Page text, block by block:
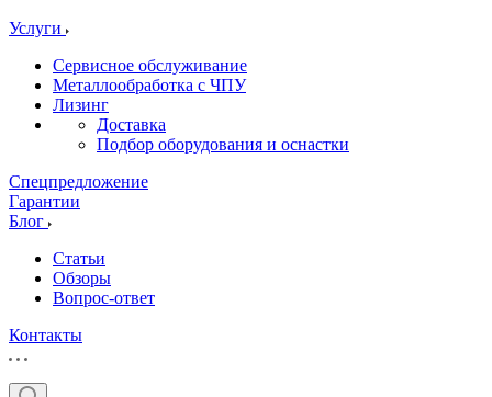
Услуги
Сервисное обслуживание
Металлообработка с ЧПУ
Лизинг
Доставка
Подбор оборудования и оснастки
Спецпредложение
Гарантии
Блог
Статьи
Обзоры
Вопрос-ответ
Контакты